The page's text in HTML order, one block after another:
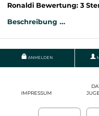
Ronaldi Bewertung: 3
Beschreibung
ANMELDEN
IMPRESSUM